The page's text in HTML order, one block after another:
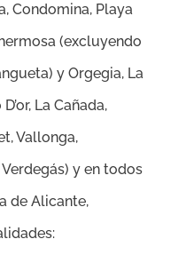
Condomina, Playa
(excluyendo
y Orgegia, La
La Cañada,
Vallonga,
) y en todos
de Alicante,